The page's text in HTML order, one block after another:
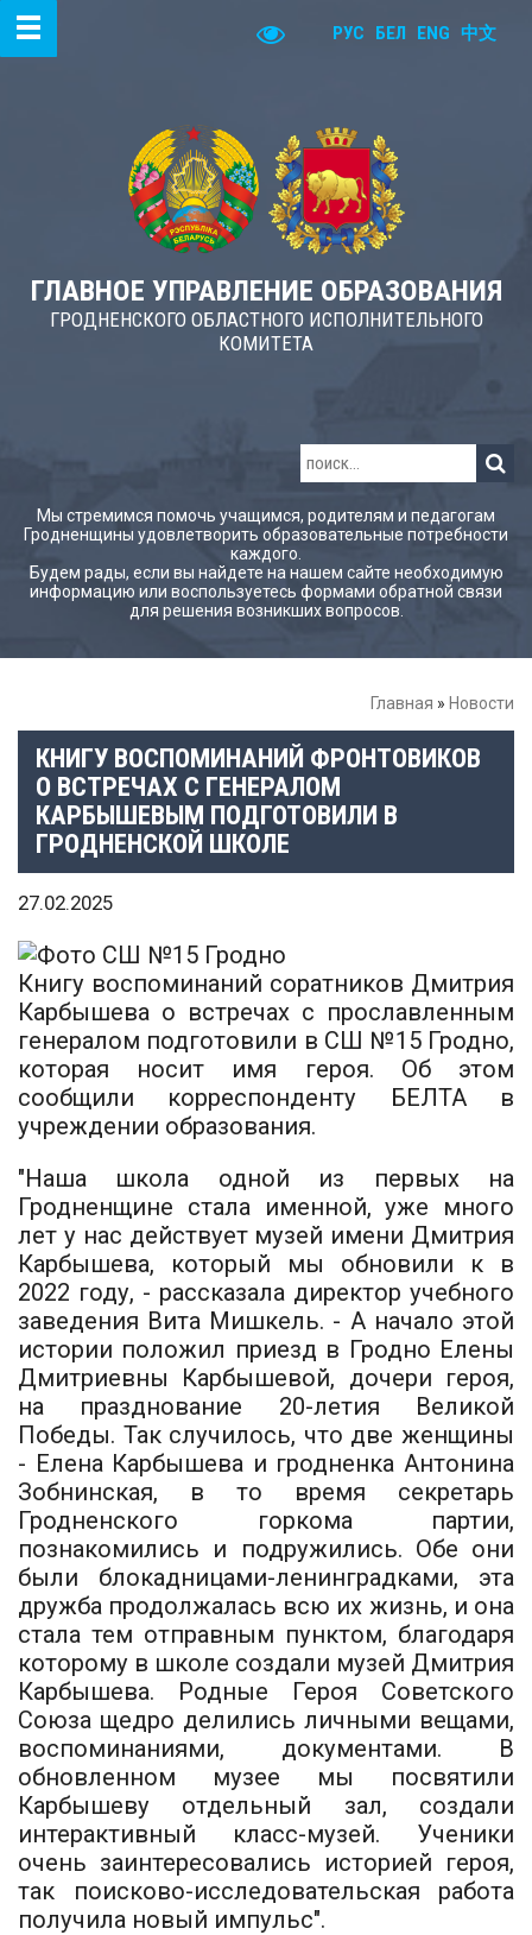
РУС БЕЛ ENG 中文
ГЛАВНОЕ УПРАВЛЕНИЕ ОБРАЗОВАНИЯ
ГРОДНЕНСКОГО ОБЛАСТНОГО ИСПОЛНИТЕЛЬНОГО
КОМИТЕТА
Мы стремимся помочь учащимся, родителям и педагогам
Гродненщины удовлетворить образовательные потребности
каждого.
Будем рады, если вы найдете на нашем сайте необходимую
информацию или воспользуетесь формами обратной связи
для решения возникших вопросов.
Главная » Новости
КНИГУ ВОСПОМИНАНИЙ ФРОНТОВИКОВ
О ВСТРЕЧАХ С ГЕНЕРАЛОМ
КАРБЫШЕВЫМ ПОДГОТОВИЛИ В
ГРОДНЕНСКОЙ ШКОЛЕ
27.02.2025
Книгу воспоминаний соратников Дмитрия
Карбышева о встречах с прославленным
генералом подготовили в СШ №15 Гродно,
которая носит имя героя. Об этом
сообщили корреспонденту БЕЛТА в
учреждении образования.
"Наша школа одной из первых на
Гродненщине стала именной, уже много
лет у нас действует музей имени Дмитрия
Карбышева, который мы обновили к в
2022 году, - рассказала директор учебного
заведения Вита Мишкель. - А начало этой
истории положил приезд в Гродно Елены
Дмитриевны Карбышевой, дочери героя,
на празднование 20-летия Великой
Победы. Так случилось, что две женщины
- Елена Карбышева и гродненка Антонина
Зобнинская, в то время секретарь
Гродненского горкома партии,
познакомились и подружились. Обе они
были блокадницами-ленинградками, эта
дружба продолжалась всю их жизнь, и она
стала тем отправным пунктом, благодаря
которому в школе создали музей Дмитрия
Карбышева. Родные Героя Советского
Союза щедро делились личными вещами,
воспоминаниями, документами. В
обновленном музее мы посвятили
Карбышеву отдельный зал, создали
интерактивный класс-музей. Ученики
очень заинтересовались историей героя,
так поисково-исследовательская работа
получила новый импульс".